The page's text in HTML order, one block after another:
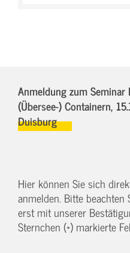
Anmeldung zum
(Übersee-) Containern,
Duisburg
Hier können Sie sich
anmelden. Bitte
erst mit unserer
Sternchen (*) markierte